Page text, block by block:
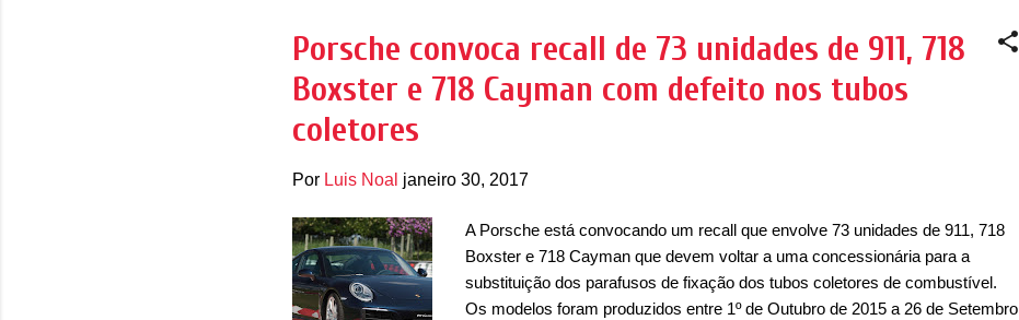
Porsche convoca recall de 73 unidades de 911, 718
Boxster e 718 Cayman com defeito nos tubos
coletores
Por Luis Noal janeiro 30, 2017
A Porsche está convocando um recall que envolve 73 unidades de 911, 718
Boxster e 718 Cayman que devem voltar a uma concessionária para a
substituição dos parafusos de fixação dos tubos coletores de combustível.
Os modelos foram produzidos entre 1º de Outubro de 2015 a 26 de Setembro